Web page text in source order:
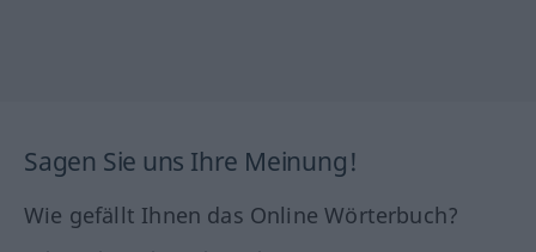
Sagen Sie uns Ihre Meinung!
Wie gefällt Ihnen das Online Wörterbuch?